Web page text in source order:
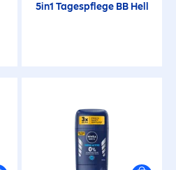
5in1 Tagespflege BB Hell